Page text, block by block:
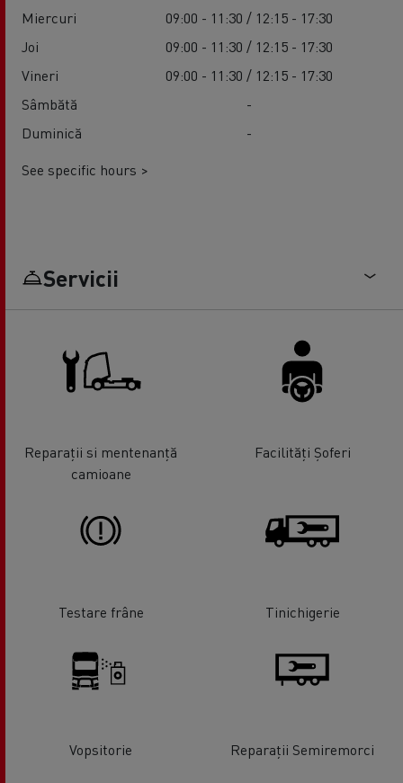
Miercuri
09:00 - 11:30 / 12:15 - 17:30
Joi
09:00 - 11:30 / 12:15 - 17:30
Vineri
09:00 - 11:30 / 12:15 - 17:30
Sâmbătă
-
Duminică
-
See specific hours >
Servicii
Reparații si mentenanță
camioane
Facilități Șoferi
Testare frâne Tinichigerie
Vopsitorie Reparații Semiremorci